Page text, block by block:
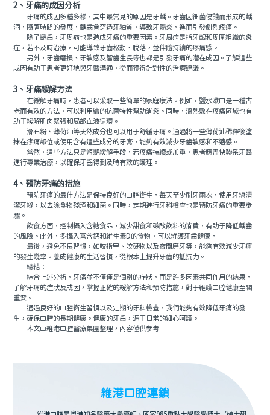
2、牙痛的成因分析
牙痛的成因多種多樣，其中最常見的原因是牙齲。牙齒因細菌侵蝕而形成的齲
洞，隨著時間的發展，齲齒會穿透牙釉質，導致牙髓炎，進而引發劇烈疼痛。
除了齲齒，牙周病也是造成牙痛的重要因素。牙周病是指牙龈和周圍組織的炎
症，若不及時治療，可能導致牙齒松動、脫落，並伴隨持續的疼痛感。
另外，牙齒磨損、牙敏感及智齒生長等也都是引發牙痛的潛在成因。了解這些
成因有助于患者更好地與牙醫溝通，從而獲得針對性的治療建議。
3、牙痛緩解方法
在緩解牙痛時，患者可以采取一些簡單的家庭療法。例如，鹽水漱口是一種古
老而有效的方法，可以利用鹽的抗菌特性幫助消炎。同時，溫熱敷在疼痛區域也有
助于緩解肌肉緊張和局部血液循環。
滑石粉、薄荷油等天然成分也可以用于舒緩牙痛。通過將一些薄荷油稀釋後塗
抹在疼痛部位或使用含有這些成分的牙膏，能夠有效減少牙齒敏感和不適感。
當然，這些方法只是短期緩解手段，若疼痛持續或加重，患者應盡快聯系牙醫
進行專業治療，以確保牙齒得到及時有效的護理。
4、預防牙痛的措施
預防牙痛的最佳方法是保持良好的口腔衛生。每天至少刷牙兩次，使用牙線清
潔牙縫，以去除食物殘渣和細菌。同時，定期進行牙科檢查也是預防牙痛的重要步
驟。
飲食方面，控制攝入含糖食品，減少甜食和碳酸飲料的消費，有助于降低齲齒
的風險。此外，多攝入富含鈣和維生素D的食物，可以維護牙齒健康。
最後，避免不良習慣，如咬指甲、咬硬物以及夜間磨牙等，能夠有效減少牙痛
的發生幾率。養成健康的生活習慣，從根本上提升牙齒的抵抗力。
總結：
綜合上述分析，牙痛並不僅僅是個別的症狀，而是許多因素共同作用的結果。
了解牙痛的症狀及成因，掌握正確的緩解方法和預防措施，對于維護口腔健康至關
重要。
通過良好的口腔衛生習慣以及定期的牙科檢查，我們能夠有效降低牙痛的發
生，確保口腔的長期健康。健康的牙齒，源于日常的細心呵護。
本文由維港口腔醫療集團整理，內容僅供參考
維港口腔連鎖